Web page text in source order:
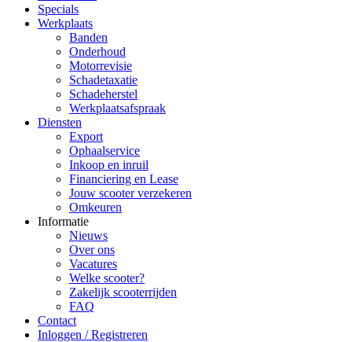
Specials
Werkplaats
Banden
Onderhoud
Motorrevisie
Schadetaxatie
Schadeherstel
Werkplaatsafspraak
Diensten
Export
Ophaalservice
Inkoop en inruil
Financiering en Lease
Jouw scooter verzekeren
Omkeuren
Informatie
Nieuws
Over ons
Vacatures
Welke scooter?
Zakelijk scooterrijden
FAQ
Contact
Inloggen / Registreren